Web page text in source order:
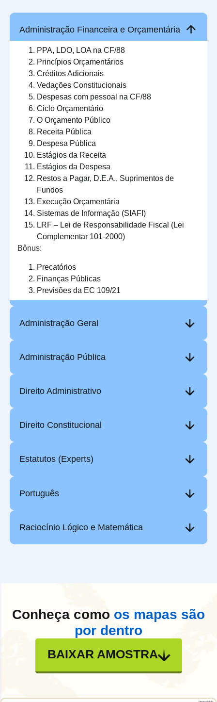
Administração Financeira e Orçamentária
PPA, LDO, LOA na CF/88
Princípios Orçamentários
Créditos Adicionais
Vedações Constitucionais
Despesas com pessoal na CF/88
Ciclo Orçamentário
O Orçamento Público
Receita Pública
Despesa Pública
Estágios da Receita
Estágios da Despesa
Restos a Pagar, D.E.A., Suprimentos de
Fundos
Execução Orçamentária
Sistemas de Informação (SIAFI)
LRF – Lei de Responsabilidade Fiscal (Lei
Complementar 101-2000)
Bônus:
Precatórios
Finanças Públicas
Previsões da EC 109/21
Administração Geral
Administração Pública
Direito Administrativo
Direito Constitucional
Estatutos (Experts)
Português
Raciocínio Lógico e Matemática
Conheça como os mapas são
por dentro
BAIXAR AMOSTRA